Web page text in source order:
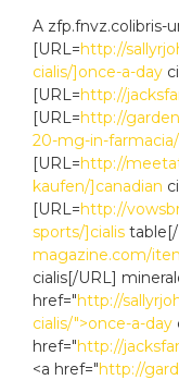
A zfp.fnvz.colibris-
[URL=http://
cialis/]once-a-day
[URL=http://
[URL=http://
20-mg-in-
[URL=http://
kaufen/]canadian
[URL=http://
sports/]cialis
magazine.com/
cialis[/URL]
href="http://
cialis/">once-a-day
href="http://
<a href="http://